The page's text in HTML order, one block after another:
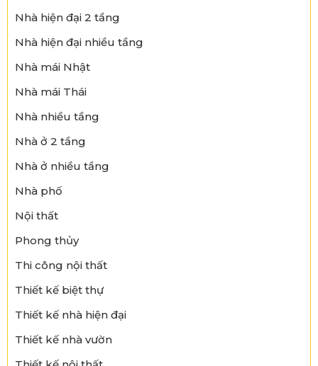
Nhà hiện đại 2 tầng
Nhà hiện đại nhiều tầng
Nhà mái Nhật
Nhà mái Thái
Nhà nhiều tầng
Nhà ở 2 tầng
Nhà ở nhiều tầng
Nhà phố
Nội thất
Phong thủy
Thi công nội thất
Thiết kế biệt thự
Thiết kế nhà hiện đại
Thiết kế nhà vườn